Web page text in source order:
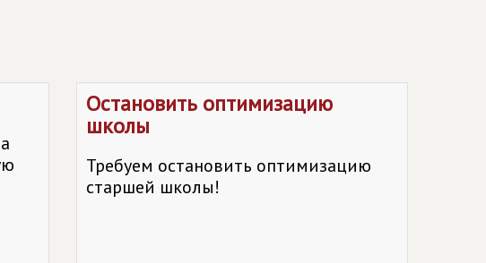
Остановить оптимизацию
школы
Требуем остановить оптимизацию
старшей школы!